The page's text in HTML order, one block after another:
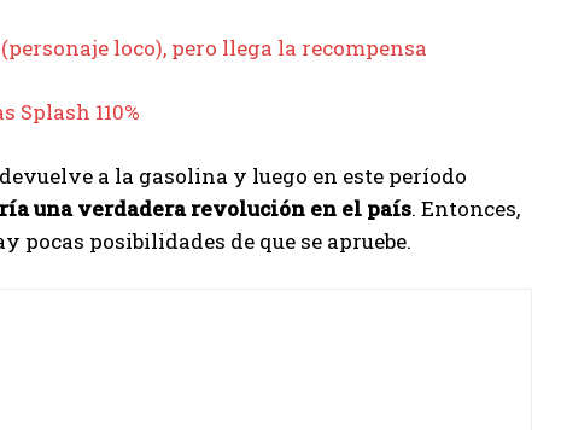
loco), pero llega la recompensa
Splash 110%
a la gasolina y luego en este período
una verdadera revolución en el país. Entonces,
pocas posibilidades de que se apruebe.